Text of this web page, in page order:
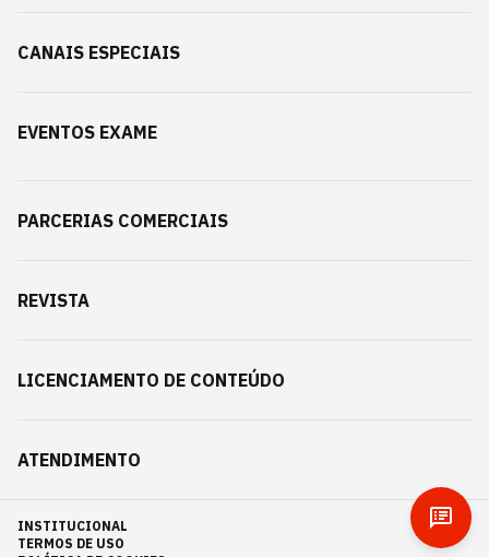
CANAIS ESPECIAIS
EVENTOS EXAME
PARCERIAS COMERCIAIS
REVISTA
LICENCIAMENTO DE CONTEÚDO
ATENDIMENTO
INSTITUCIONAL
TERMOS DE USO